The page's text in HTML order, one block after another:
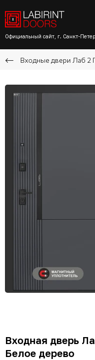
Официальный сайт, г. Санкт-
Входные двери Лаб 2
Входная дверь
Белое дерево